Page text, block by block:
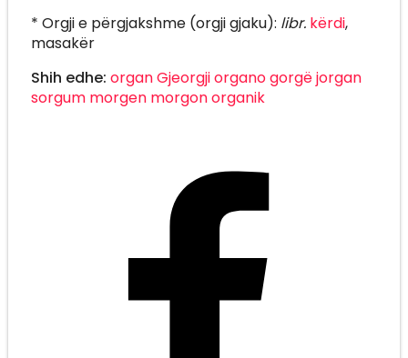
* Orgji e përgjakshme (orgji gjaku): libr. kërdi,
masakër
Shih edhe: organGjeorgjiorganogorgëjorgan
sorgum morgen morgonorganik